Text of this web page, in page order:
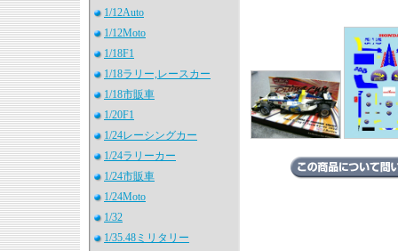
1/12Auto
1/12Moto
1/18F1
1/18ラリー,レースカー
1/18市販車
1/20F1
1/24レーシングカー
1/24ラリーカー
1/24市販車
1/24Moto
1/32
1/35.48ミリタリー